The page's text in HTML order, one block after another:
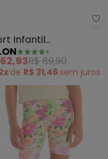
- Short-Saia
Infantil
R$ 89,90
de R$ 31,46 sem juros